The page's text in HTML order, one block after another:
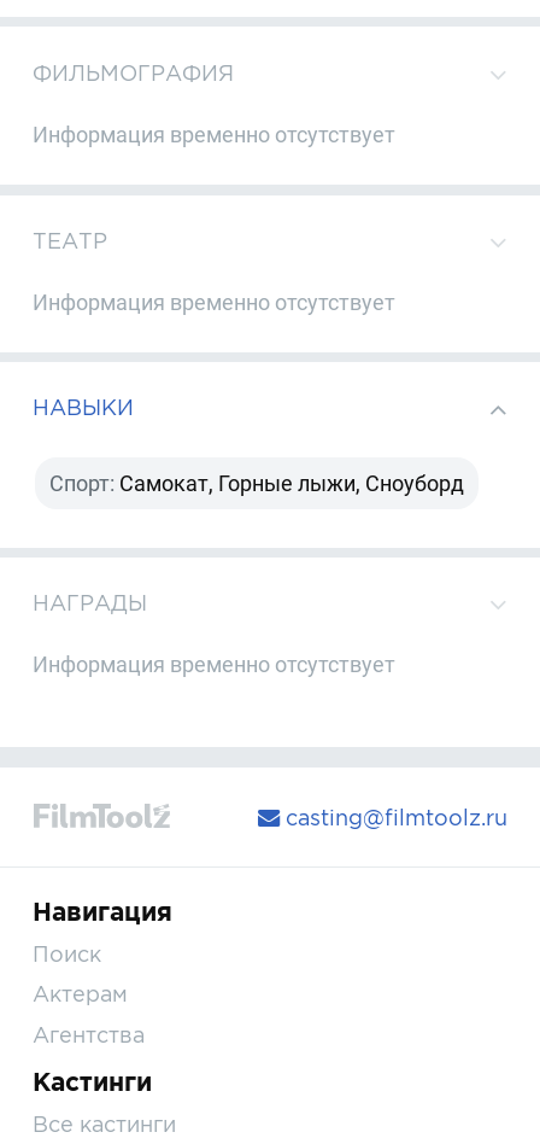
ФИЛЬМОГРАФИЯ
Информация временно отсутствует
ТЕАТР
Информация временно отсутствует
НАВЫКИ
Спорт: Самокат, Горные лыжи, Сноуборд
НАГРАДЫ
Информация временно отсутствует
casting@filmtoolz.ru
Навигация
Поиск
Актерам
Агентства
Кастинги
Все кастинги